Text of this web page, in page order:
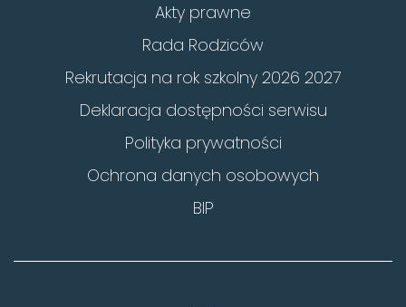
Akty prawne
Rada Rodziców
Rekrutacja na rok szkolny 2026 2027
Deklaracja dostępności serwisu
Polityka prywatności
Ochrona danych osobowych
BIP